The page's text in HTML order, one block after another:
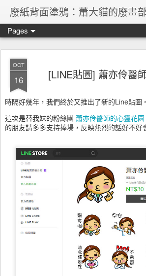
Pages
OCT
16 [LINE貼圖] 蕭亦伶醫
時隔好幾年，我們終於又推出了新的Line貼圖。
這次是替我妹的粉絲團 蕭亦伶醫師的心靈花園
的朋友請多多支持捧場，反映熱烈的話好不好